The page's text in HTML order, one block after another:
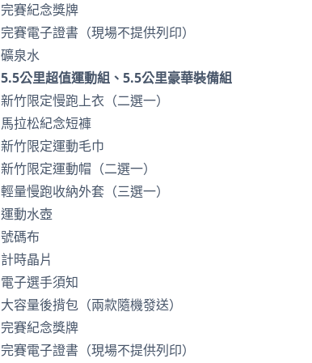
完賽紀念獎牌
完賽電子證書（現場不提供列印）
礦泉水
5.5公里超值運動組、5.5公里豪華裝備組
新竹限定慢跑上衣（二選一）
馬拉松紀念短褲
新竹限定運動毛巾
新竹限定運動帽（二選一）
輕量慢跑收納外套（三選一）
運動水壺
號碼布
計時晶片
電子選手須知
大容量後揹包（兩款隨機發送）
完賽紀念獎牌
完賽電子證書（現場不提供列印）